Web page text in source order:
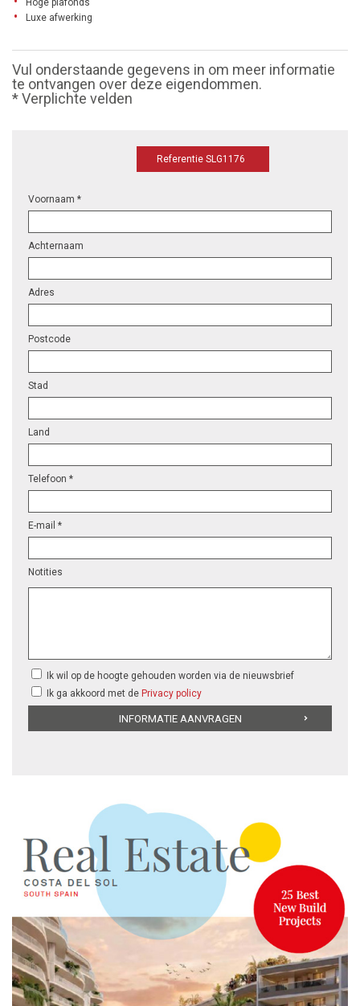
Hoge plafonds
Luxe afwerking
Vul onderstaande gegevens in om meer informatie
te ontvangen over deze eigendommen.
* Verplichte velden
Referentie SLG1176
Voornaam *
Achternaam
Adres
Postcode
Stad
Land
Telefoon *
E-mail *
Notities
Ik wil op de hoogte gehouden worden via de nieuwsbrief
Ik ga akkoord met de Privacy policy